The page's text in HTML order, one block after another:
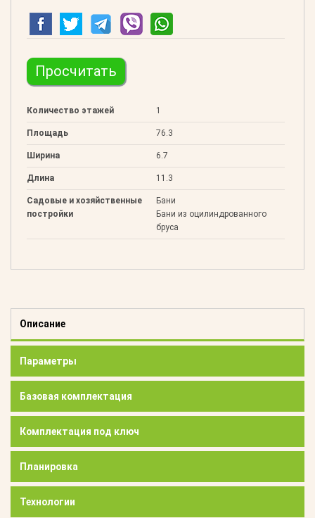
Просчитать
Количество этажей 1
Площадь 76.3
Ширина 6.7
Длина 11.3
Садовые и хозяйственные
постройки
Бани
Бани из оцилиндрованного
бруса
Описание
Параметры
Базовая комплектация
Комплектация под ключ
Планировка
Технологии